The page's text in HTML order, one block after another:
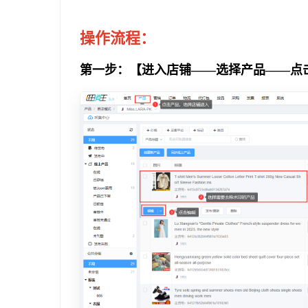
操作流程：
第一步：【进入店铺——选择产品——点